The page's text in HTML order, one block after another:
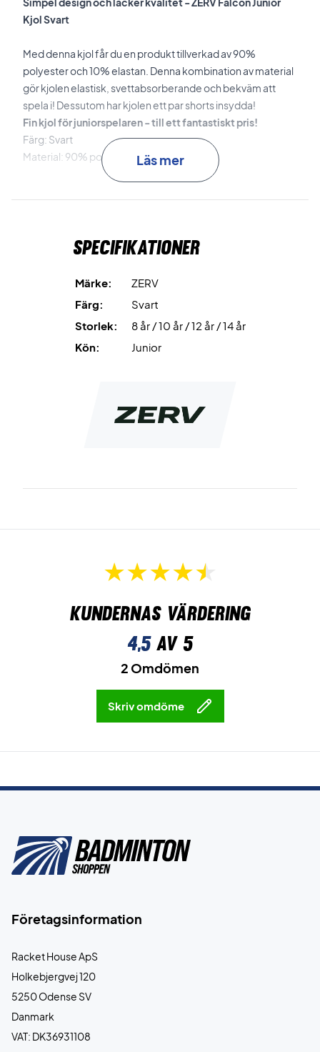
Kjol Svart
Med denna kjol får du en produkt tillverkad av 90%
polyester och 10% elastan. Denna kombination av material
gör kjolen elastisk, svettabsorberande och bekväm att
spela i! Dessutom har kjolen ett par shorts insydda!
Fin kjol för juniorspelaren - till ett fantastiskt pris!
Färg: Svart
Material: 90% polyester och 10% elastan
Läs mer
Specifikationer
Märke:
ZERV
Färg:
Svart
Storlek:
8 år / 10 år / 12 år / 14 år
Kön:
Junior
Kundernas värdering
4,5av 5
2 Omdömen
Skriv omdöme
Företagsinformation
Racket House ApS
Holkebjergvej 120
5250 Odense SV
Danmark
VAT: DK36931108